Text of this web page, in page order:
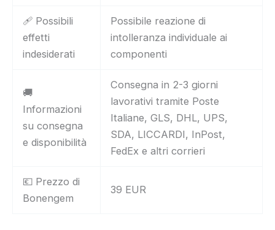
🩹 Possibili
effetti
indesiderati
Possibile reazione di
intolleranza individuale ai
componenti
🚚
Informazioni
su consegna
e disponibilità
Consegna in 2-3 giorni
lavorativi tramite Poste
Italiane, GLS, DHL, UPS,
SDA, LICCARDI, InPost,
FedEx e altri corrieri
💶 Prezzo di
Bonengem
39 EUR